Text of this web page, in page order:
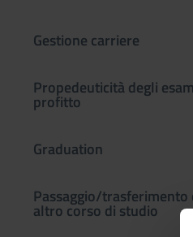
Gestione carriere
Propedeuticità degli
profitto
Graduation
Passaggio/trasferimento
altro corso di studio